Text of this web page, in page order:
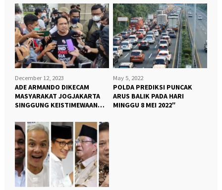
December 12, 2023
ADE ARMANDO DIKECAM
MASYARAKAT JOGJAKARTA
SINGGUNG KEISTIMEWAAN
May 5, 2022
POLDA PREDIKSI PUNCAK
ARUS BALIK PADA HARI
MINGGU 8 MEI 2022″